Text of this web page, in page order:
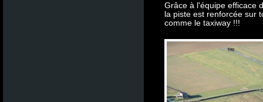
Grâce à l'équipe efficace
la piste est renforcée sur
comme le taxiway !!!